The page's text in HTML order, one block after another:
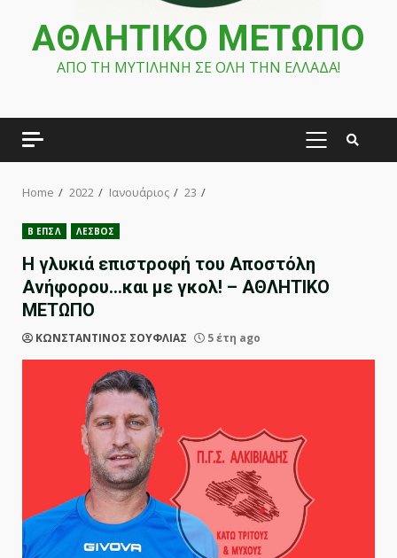
ΑΘΛΗΤΙΚΟ ΜΕΤΩΠΟ
ΑΠΟ ΤΗ ΜΥΤΙΛΗΝΗ ΣΕ ΟΛΗ ΤΗΝ ΕΛΛΑΔΑ!
PRIMARY
Home 2022 Ιανουάριος 23
Β ΕΠΣΛ ΛΕΣΒΟΣ
Η γλυκιά επιστροφή του Αποστόλη
Ανήφορου…και με γκολ! – ΑΘΛΗΤΙΚΟ
ΜΕΤΩΠΟ
ΚΩΝΣΤΑΝΤΙΝΟΣ ΣΟΥΦΛΙΑΣ 5 έτη ago